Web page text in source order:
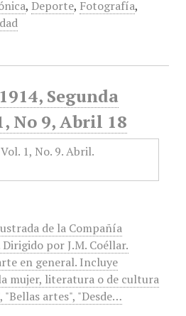
, Deporte, Fotografía,
Segunda
No 9, Abril 18
de la Compañía
por J.M. Coéllar.
en general. Incluye
mujer, literatura o de cultura
artes", "Desde…